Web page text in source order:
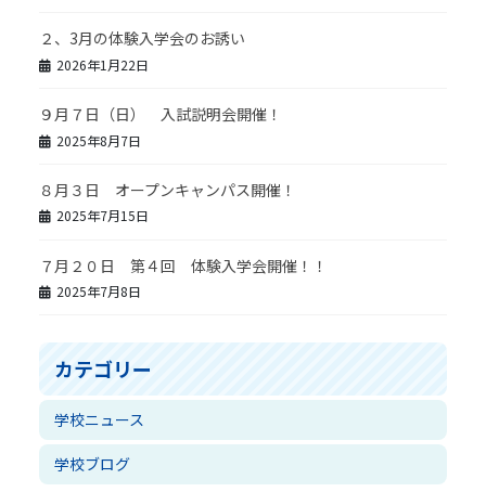
２、3月の体験入学会のお誘い
2026年1月22日
９月７日（日） 入試説明会開催！
2025年8月7日
８月３日 オープンキャンパス開催！
2025年7月15日
７月２０日 第４回 体験入学会開催！！
2025年7月8日
カテゴリー
学校ニュース
学校ブログ